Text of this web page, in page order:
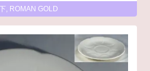
ROMAN GOLD